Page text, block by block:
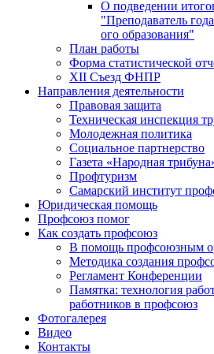
О подведении
"Преподаватель
ого образования"
План работы
Форма статистической
XII Съезд ФНПР
Направления деятельности
Правовая защита
Техническая инспекция
Молодежная политика
Социальное партнерство
Газета «Народная
Профтуризм
Самарский институт
Юридическая помощь
Профсоюз помог
Как создать профсоюз
В помощь профсоюзным
Методика создания
Регламент Конференции
Памятка: технология
работников в профсоюз
Фотогалерея
Видео
Контакты